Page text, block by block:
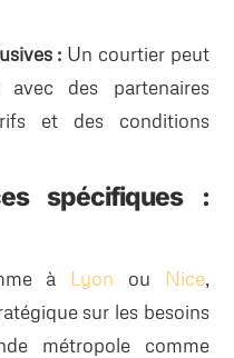
: Un courtier peut
avec des partenaires
et des conditions
spécifiques :
à Lyon ou Nice,
sur les besoins
métropole comme